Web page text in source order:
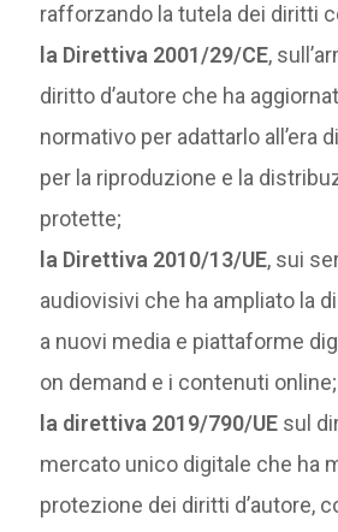
rafforzando la tutela dei diritti
la Direttiva 2001/29/CE,
diritto d’autore che ha
normativo per adattarlo all’era
per la riproduzione e la
protette;
la Direttiva 2010/13/UE, sui
audiovisivi che ha ampliato la
a nuovi media e piattaforme
on demand e i contenuti online;
la direttiva 2019/790/UE sul
mercato unico digitale che ha
protezione dei diritti d’autore,